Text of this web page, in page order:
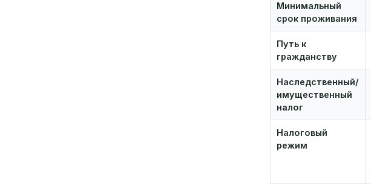
Минимальный
срок проживания
Путь к
гражданству
Наследственный/
имущественный
налог
Налоговый
режим